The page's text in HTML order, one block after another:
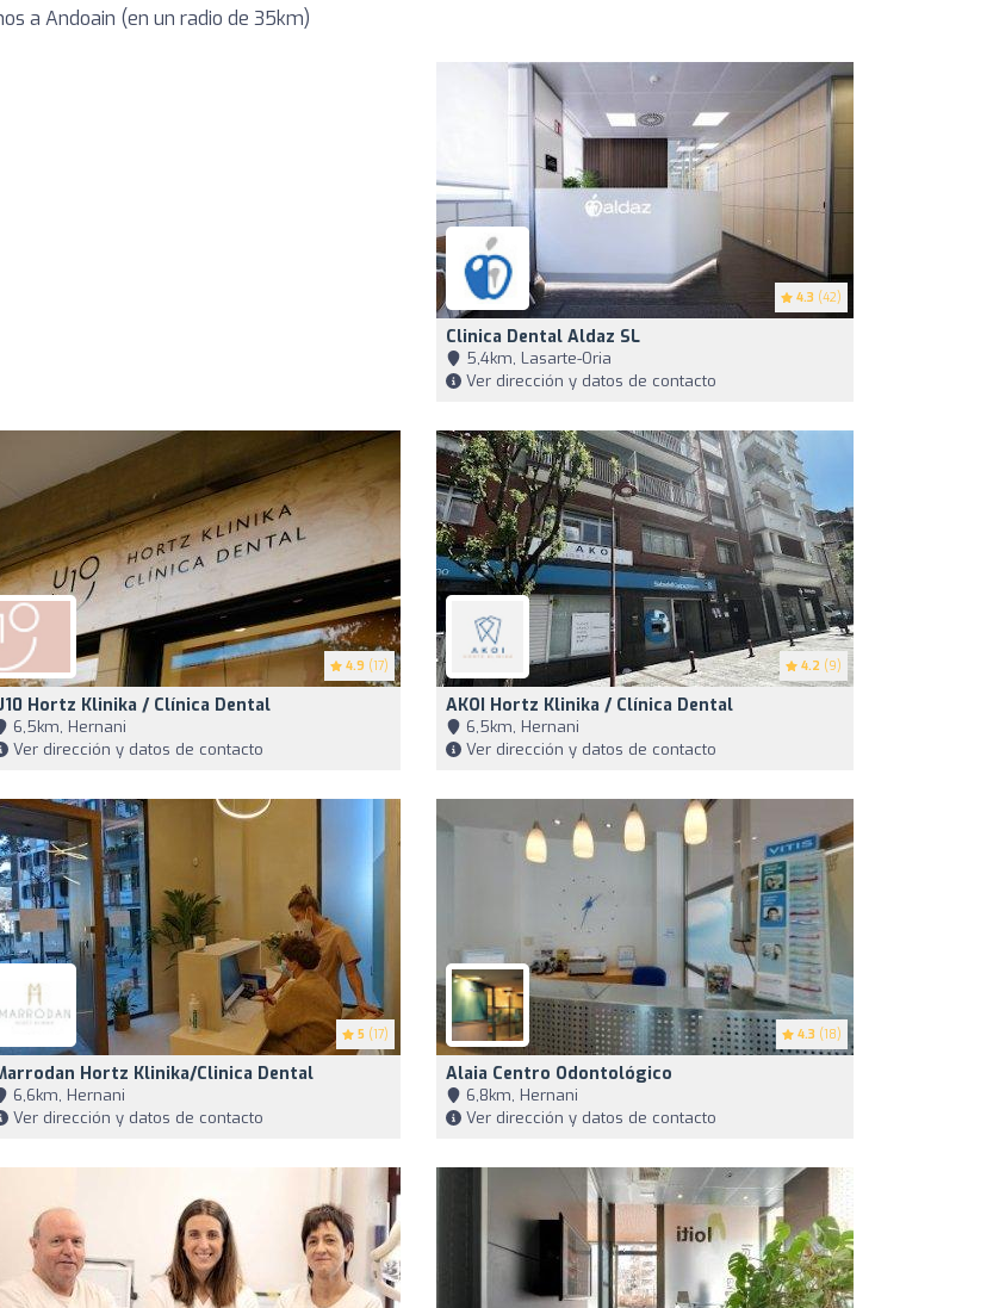
a Andoain (en un radio de 35km)
4.3 (42)
Clinica Dental Aldaz SL
5,4km, Lasarte-Oria
Ver dirección y datos de contacto
4.9 (17)
Hortz Klinika / Clínica Dental
6,5km, Hernani
Ver dirección y datos de contacto
4.2 (9)
AKOI Hortz Klinika / Clínica Dental
6,5km, Hernani
Ver dirección y datos de contacto
5 (17)
Hortz Klinika/clinica Dental
6,6km, Hernani
Ver dirección y datos de contacto
4.3 (18)
Alaia Centro Odontológico
6,8km, Hernani
Ver dirección y datos de contacto